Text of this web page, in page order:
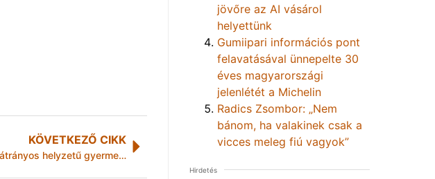
KÖVETKEZŐ CIKK
Csúcstechnikával tanulhatnak a hátrányos helyzetű gyermekek a miskolci SMART Schoolban
jövőre az AI vásárol
helyettünk
Gumiipari információs pont
felavatásával ünnepelte 30
éves magyarországi
jelenlétét a Michelin
Radics Zsombor: „Nem
bánom, ha valakinek csak a
vicces meleg fiú vagyok”
Hirdetés